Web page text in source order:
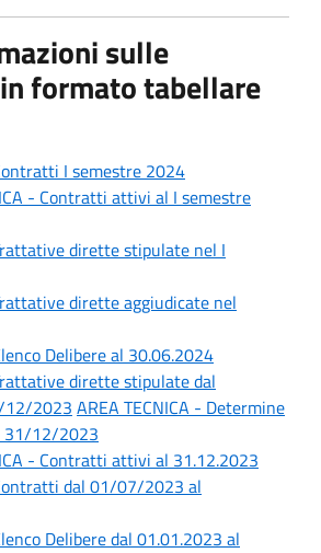
sulle
formato tabellare
I semestre 2024
- Contratti attivi al I semestre
dirette stipulate nel I
dirette aggiudicate nel
Delibere al 30.06.2024
dirette stipulate dal
2023 AREA TECNICA - Determine
31/12/2023
- Contratti attivi al 31.12.2023
dal 01/07/2023 al
Delibere dal 01.01.2023 al